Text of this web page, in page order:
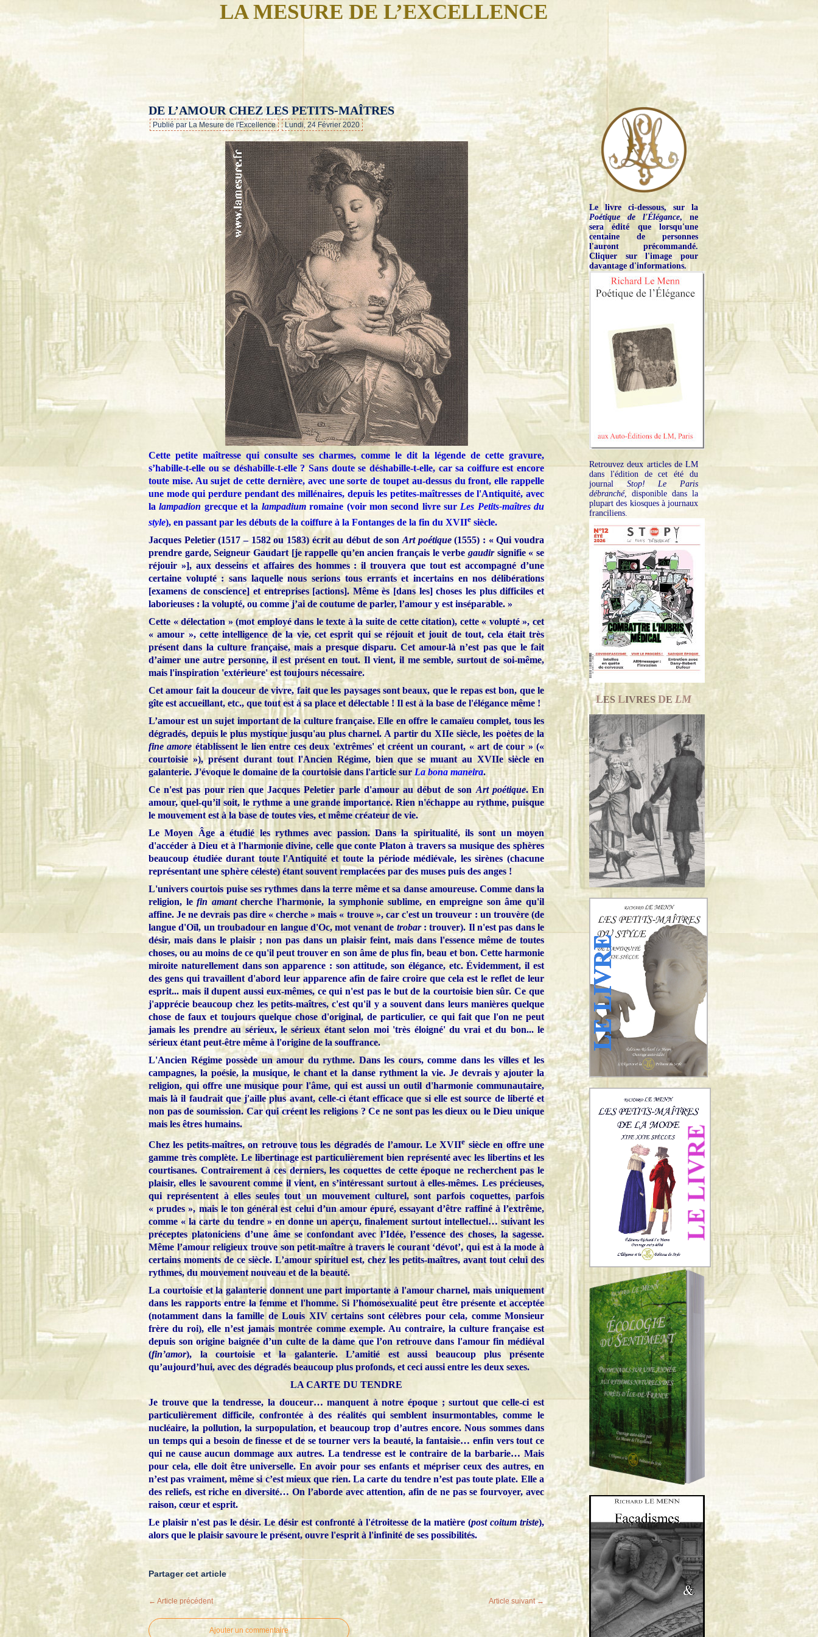
LA MESURE DE L’EXCELLENCE
…
DE L’AMOUR CHEZ LES PETITS-MAÎTRES
Publié par La Mesure de l'Excellence Lundi, 24 Février 2020
Cette petite maîtresse qui consulte ses charmes, comme le dit la légende de cette gravure,
s’habille-t-elle ou se déshabille-t-elle ? Sans doute se déshabille-t-elle, car sa coiffure est encore
toute mise. Au sujet de cette dernière, avec une sorte de toupet au-dessus du front, elle rappelle
une mode qui perdure pendant des millénaires, depuis les petites-maîtresses de l'Antiquité, avec
lalampadion grecque et la lampadiumromaine (voir mon second livre sur Les Petits-maîtres du
style), en passant par les débuts de la coiffure à la Fontanges de la fin du XVIIe siècle.
Jacques Peletier (1517 – 1582 ou 1583) écrit au début de son Art poétique(1555) : « Qui voudra
prendre garde, Seigneur Gaudart [je rappelle qu’en ancien français le verbegaudirsignifie « se
réjouir »], aux desseins et affaires des hommes : il trouvera que tout est accompagné d’une
certaine volupté : sans laquelle nous serions tous errants et incertains en nos délibérations
[examens de conscience] et entreprises [actions]. Même ès [dans les] choses les plus difficiles et
laborieuses : la volupté, ou comme j’ai de coutume de parler, l’amour y est inséparable. »
Cette « délectation » (mot employé dans le texte à la suite de cette citation), cette « volupté », cet
« amour », cette intelligence de la vie, cet esprit qui se réjouit et jouit de tout, cela était très
présent dans la culture française, mais a presque disparu. Cet amour-là n’est pas que le fait
d’aimer une autre personne, il est présent en tout. Il vient, il me semble, surtout de soi-même,
mais l'inspiration 'extérieure' est toujours nécessaire.
Cet amour fait la douceur de vivre, fait que les paysages sont beaux, que le repas est bon, que le
gîte est accueillant, etc., que tout est à sa place et délectable ! Il est à la base de l'élégance même !
L’amour est un sujet important de la culture française. Elle en offre le camaïeu complet, tous les
dégradés, depuis le plus mystique jusqu'au plus charnel. A partir du XIIe siècle, les poètes de la
fine amore établissent le lien entre ces deux 'extrêmes' et créent un courant, « art de cour » («
courtoisie »), présent durant tout l'Ancien Régime, bien que se muant au XVIIe siècle en
galanterie. J'évoque le domaine de la courtoisie dans l'article sur La bona maneira.
Ce n'est pas pour rien que Jacques Peletier parle d'amour au début de son Art poétique. En
amour, quel-qu’il soit, le rythme a une grande importance. Rien n'échappe au rythme, puisque
le mouvement est à la base de toutes vies, et même créateur de vie.
Le Moyen Âge a étudié les rythmes avec passion. Dans la spiritualité, ils sont un moyen
d'accéder à Dieu et à l'harmonie divine, celle que conte Platon à travers sa musique des sphères
beaucoup étudiée durant toute l'Antiquité et toute la période médiévale, les sirènes (chacune
représentant une sphère céleste) étant souvent remplacées par des muses puis des anges !
L'univers courtois puise ses rythmes dans la terre même et sa danse amoureuse. Comme dans la
religion, lefin amantcherche l'harmonie, la symphonie sublime, en empreigne son âme qu'il
affine. Je ne devrais pas dire « cherche » mais « trouve », car c'est un trouveur : un trouvère (de
langue d'Oïl, un troubadour en langue d'Oc, mot venant de trobar: trouver). Il n'est pas dans le
désir, mais dans le plaisir ; non pas dans un plaisir feint, mais dans l'essence même de toutes
choses, ou au moins de ce qu'il peut trouver en son âme de plus fin, beau et bon. Cette harmonie
miroite naturellement dans son apparence : son attitude, son élégance, etc. Évidemment, il est
des gens qui travaillent d'abord leur apparence afin de faire croire que cela est le reflet de leur
esprit... mais il dupent aussi eux-mêmes, ce qui n'est pas le but de la courtoisie bien sûr. Ce que
j'apprécie beaucoup chez les petits-maîtres, c'est qu'il y a souvent dans leurs manières quelque
chose de faux et toujours quelque chose d'original, de particulier, ce qui fait que l'on ne peut
jamais les prendre au sérieux, le sérieux étant selon moi 'très éloigné' du vrai et du bon... le
sérieux étant peut-être même à l'origine de la souffrance.
L'Ancien Régime possède un amour du rythme. Dans les cours, comme dans les villes et les
campagnes, la poésie, la musique, le chant et la danse rythment la vie. Je devrais y ajouter la
religion, qui offre une musique pour l'âme, qui est aussi un outil d'harmonie communautaire,
mais là il faudrait que j'aille plus avant, celle-ci étant efficace que si elle est source de liberté et
non pas de soumission. Car qui créent les religions ? Ce ne sont pas les dieux ou le Dieu unique
mais les êtres humains.
Chez les petits-maîtres, on retrouve tous les dégradés de l’amour.Le XVIIe siècle en offre une
gamme très complète. Le libertinage est particulièrement bien représenté avec les libertins et les
courtisanes. Contrairement à ces derniers, les coquettes de cette époque ne recherchent pas le
plaisir, elles le savourent comme il vient, en s’intéressant surtout à elles-mêmes. Les précieuses,
qui représentent à elles seules tout un mouvement culturel, sont parfois coquettes, parfois
« prudes », mais le ton général est celui d’un amour épuré, essayant d’être raffiné à l’extrême,
comme « la carte du tendre » en donne un aperçu, finalement surtout intellectuel… suivant les
préceptes platoniciens d’une âme se confondant avec l’Idée, l’essence des choses, la sagesse.
Même l’amour religieux trouve son petit-maître à travers le courant ‘dévot’, qui est à la mode à
certains moments de ce siècle. L’amour spirituel est, chez les petits-maîtres, avant tout celui des
rythmes, du mouvement nouveau et de la beauté.
La courtoisie et la galanterie donnent une part importante à l'amour charnel, mais uniquement
dans les rapports entre la femme et l'homme. Si l’homosexualité peut être présente et acceptée
(notamment dans la famille de Louis XIV certains sont célèbres pour cela, comme Monsieur
frère du roi), elle n’est jamais montrée comme exemple. Au contraire, la culture française est
depuis son origine baignée d’un culte de la dame que l’on retrouve dans l'amour fin médiéval
(fin’amor), la courtoisie et la galanterie. L’amitié est aussi beaucoup plus présente
qu’aujourd’hui, avec des dégradés beaucoup plus profonds, et ceci aussi entre les deux sexes.
LA CARTE DU TENDRE
Je trouve que la tendresse, la douceur… manquent à notre époque ; surtout que celle-ci est
particulièrement difficile, confrontée à des réalités qui semblent insurmontables, comme le
nucléaire, la pollution, la surpopulation, et beaucoup trop d’autres encore. Nous sommes dans
un temps qui a besoin de finesse et de se tourner vers la beauté, la fantaisie… enfin vers tout ce
qui ne cause aucun dommage aux autres. La tendresse est le contraire de la barbarie… Mais
pour cela, elle doit être universelle. En avoir pour ses enfants et mépriser ceux des autres, en
n’est pas vraiment, même si c’est mieux que rien. La carte du tendre n’est pas toute plate. Elle a
des reliefs, est riche en diversité… On l’aborde avec attention, afin de ne pas se fourvoyer, avec
raison, cœur et esprit.
Le plaisir n'est pas le désir. Le désir est confronté à l'étroitesse de la matière (post coitum triste),
alors que le plaisir savoure le présent, ouvre l'esprit à l'infinité de ses possibilités.
Partager cet article
← Article précédent Article suivant →
Ajouter un commentaire
Le livre ci-dessous, sur la
Poétique de l'Élégance, ne
sera édité que lorsqu'une
centaine de personnes
l'auront précommandé.
Cliquer sur l'image pour
davantage d'informations.
Retrouvez deux articles de LM
dans l'édition de cet été du
journal Stop! Le Paris
débranché, disponible dans la
plupart des kiosques à journaux
franciliens.
LES LIVRESDE LM